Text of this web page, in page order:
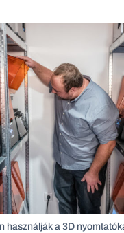
használják a 3D